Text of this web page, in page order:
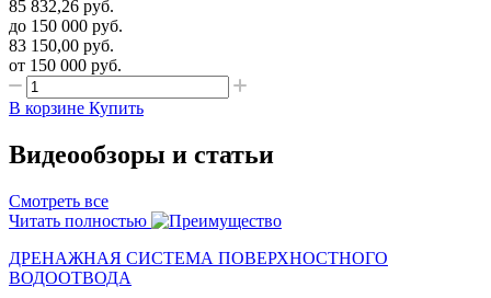
85 832,26 руб.
до 150 000 руб.
83 150,00 руб.
от 150 000 руб.
В корзине Купить
Видеообзоры и статьи
Смотреть все
Читать полностью
ДРЕНАЖНАЯ СИСТЕМА ПОВЕРХНОСТНОГО
ВОДООТВОДА